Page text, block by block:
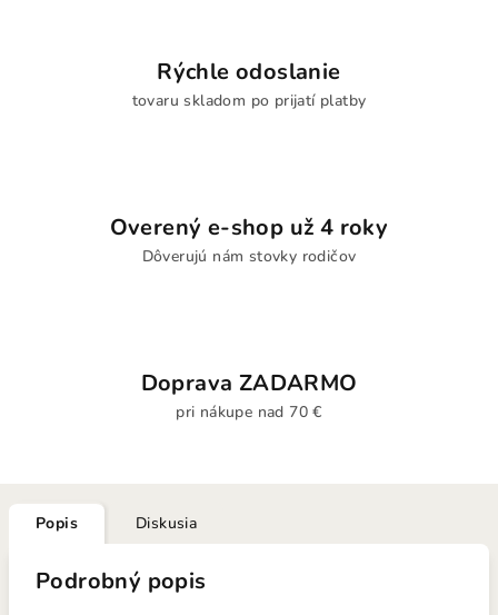
Rýchle odoslanie
tovaru skladom po prijatí platby
Overený e-shop už 4 roky
Dôverujú nám stovky rodičov
Doprava ZADARMO
pri nákupe nad 70 €
Popis Diskusia
Podrobný popis